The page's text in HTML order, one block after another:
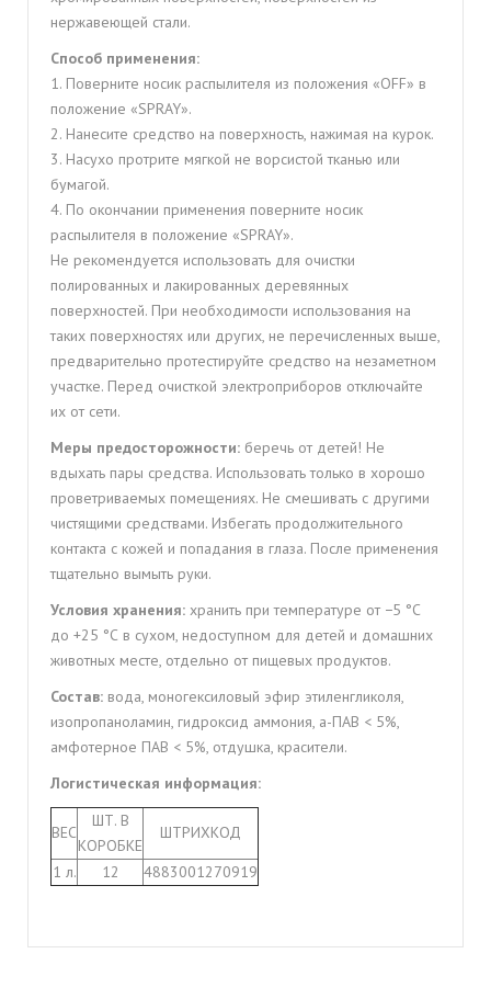
нержавеющей стали.
Способ применения:
1. Поверните носик распылителя из положения «OFF» в
положение «SPRAY».
2. Нанесите средство на поверхность, нажимая на курок.
3. Насухо протрите мягкой не ворсистой тканью или
бумагой.
4. По окончании применения поверните носик
распылителя в положение «SPRAY».
Не рекомендуется использовать для очистки
полированных и лакированных деревянных
поверхностей. При необходимости использования на
таких поверхностях или других, не перечисленных выше,
предварительно протестируйте средство на незаметном
участке. Перед очисткой электроприборов отключайте
их от сети.
Меры предосторожности: беречь от детей! Не
вдыхать пары средства. Использовать только в хорошо
проветриваемых помещениях. Не смешивать с другими
чистящими средствами. Избегать продолжительного
контакта с кожей и попадания в глаза. После применения
тщательно вымыть руки.
Условия хранения: хранить при температуре от −5 °С
до +25 °С в сухом, недоступном для детей и домашних
животных месте, отдельно от пищевых продуктов.
Состав: вода, моногексиловый эфир этиленгликоля,
изопропаноламин, гидроксид аммония, а-ПАВ < 5%,
амфотерное ПАВ < 5%, отдушка, красители.
Логистическая информация:
ВЕС
ШТ. В
КОРОБКЕ
ШТРИХКОД
1 л.
12 4883001270919